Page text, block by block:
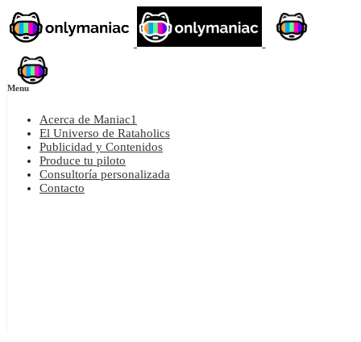
Menu
Acerca de Maniac1
El Universo de Rataholics
Publicidad y Contenidos
Produce tu piloto
Consultoría personalizada
Contacto